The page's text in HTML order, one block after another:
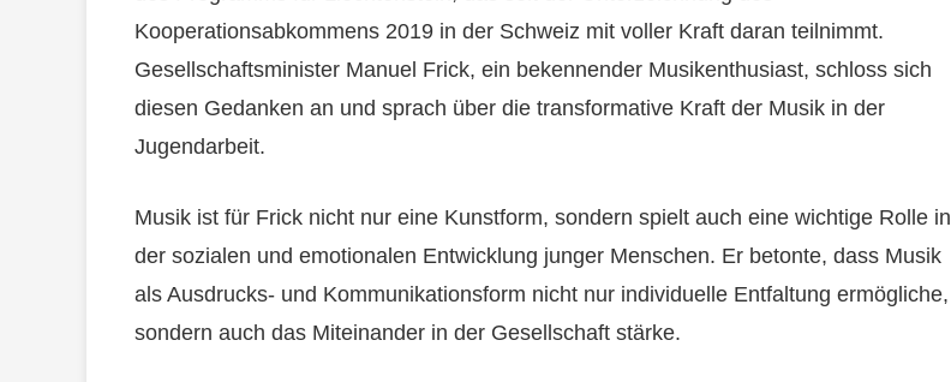
Kooperationsabkommens 2019 in der Schweiz mit voller Kraft daran teilnimmt.
Gesellschaftsminister Manuel Frick, ein bekennender Musikenthusiast, schloss sich
diesen Gedanken an und sprach über die transformative Kraft der Musik in der
Jugendarbeit.
Musik ist für Frick nicht nur eine Kunstform, sondern spielt auch eine wichtige Rolle in
der sozialen und emotionalen Entwicklung junger Menschen. Er betonte, dass Musik
als Ausdrucks- und Kommunikationsform nicht nur individuelle Entfaltung ermögliche,
sondern auch das Miteinander in der Gesellschaft stärke.